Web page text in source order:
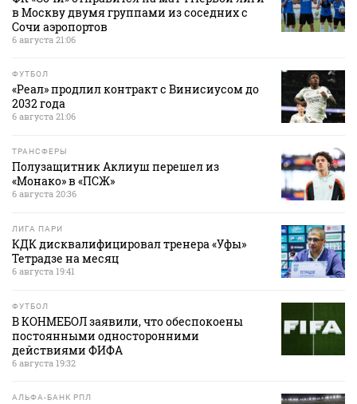
в Москву двумя группами из соседних с
Сочи аэропортов
6 августа 21:06
ФУТБОЛ
«Реал» продлил контракт с Винисиусом до
2032 года
6 августа 21:06
ТРАНСФЕРЫ
Полузащитник Аклиуш перешел из
«Монако» в «ПСЖ»
6 августа 20:36
ЛИГА ПАРИ
КДК дисквалифицировал тренера «Уфы»
Тетрадзе на месяц
6 августа 19:41
ФУТБОЛ
В КОНМЕБОЛ заявили, что обеспокоены
постоянными односторонними
действиями ФИФА
6 августа 19:32
АЛЬФА-БАНК РПЛ